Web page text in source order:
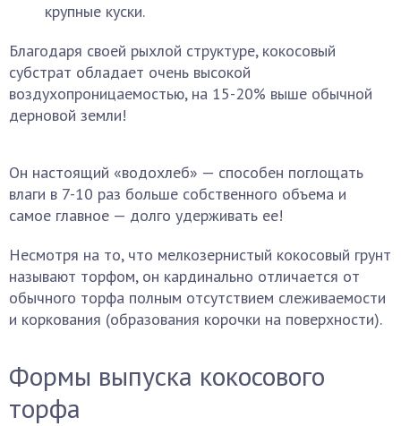
крупные куски.
Благодаря своей рыхлой структуре, кокосовый
субстрат обладает очень высокой
воздухопроницаемостью, на 15-20% выше обычной
дерновой земли!
Он настоящий «водохлеб» — способен поглощать
влаги в 7-10 раз больше собственного объема и
самое главное — долго удерживать ее!
Несмотря на то, что мелкозернистый кокосовый грунт
называют торфом, он кардинально отличается от
обычного торфа полным отсутствием слеживаемости
и коркования (образования корочки на поверхности).
Формы выпуска кокосового
торфа